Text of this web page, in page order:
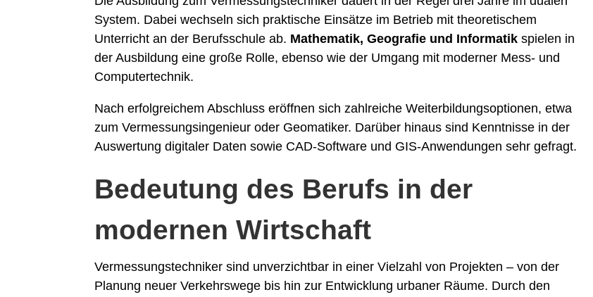
System. Dabei wechseln sich praktische Einsätze im Betrieb mit theoretischem
Unterricht an der Berufsschule ab. Mathematik, Geografie und Informatik spielen in
der Ausbildung eine große Rolle, ebenso wie der Umgang mit moderner Mess- und
Computertechnik.
Nach erfolgreichem Abschluss eröffnen sich zahlreiche Weiterbildungsoptionen, etwa
zum Vermessungsingenieur oder Geomatiker. Darüber hinaus sind Kenntnisse in der
Auswertung digitaler Daten sowie CAD-Software und GIS-Anwendungen sehr gefragt.
Bedeutung des Berufs in der
modernen Wirtschaft
Vermessungstechniker sind unverzichtbar in einer Vielzahl von Projekten – von der
Planung neuer Verkehrswege bis hin zur Entwicklung urbaner Räume. Durch den